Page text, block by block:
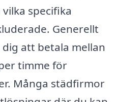
specifika
Generellt
att betala mellan
timme för
Många städfirmor